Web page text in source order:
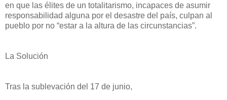
en que las élites de un totalitarismo, incapaces de asumir
responsabilidad alguna por el desastre del país, culpan al
pueblo por no “estar a la altura de las circunstancias”.
La Solución
Tras la sublevación del 17 de junio,